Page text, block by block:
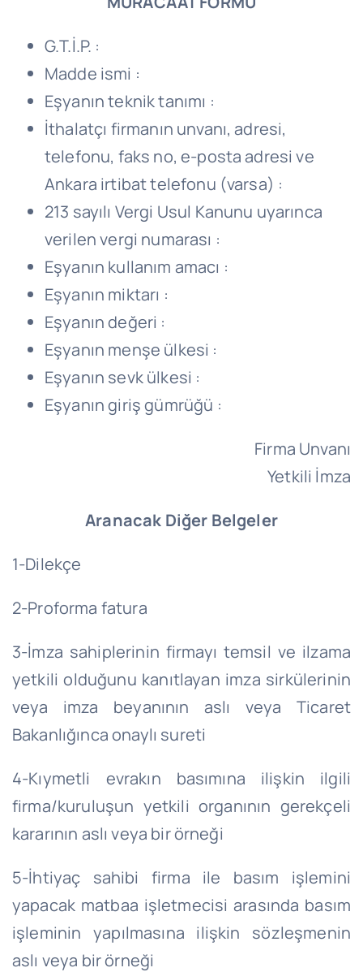
G.T.İ.P. :
Madde ismi :
Eşyanın teknik tanımı :
İthalatçı firmanın unvanı, adresi,
telefonu, faks no, e-posta adresi ve
Ankara irtibat telefonu (varsa) :
213 sayılı Vergi Usul Kanunu uyarınca
verilen vergi numarası :
Eşyanın kullanım amacı :
Eşyanın miktarı :
Eşyanın değeri :
Eşyanın menşe ülkesi :
Eşyanın sevk ülkesi :
Eşyanın giriş gümrüğü :
Firma Unvanı
Yetkili İmza
Aranacak Diğer Belgeler
1-Dilekçe
2-Proforma fatura
3-İmza sahiplerinin firmayı temsil ve ilzama
yetkili olduğunu kanıtlayan imza sirkülerinin
veya imza beyanının aslı veya Ticaret
Bakanlığınca onaylı sureti
4-Kıymetli evrakın basımına ilişkin ilgili
firma/kuruluşun yetkili organının gerekçeli
kararının aslı veya bir örneği
5-İhtiyaç sahibi firma ile basım işlemini
yapacak matbaa işletmecisi arasında basım
işleminin yapılmasına ilişkin sözleşmenin
aslı veya bir örneği